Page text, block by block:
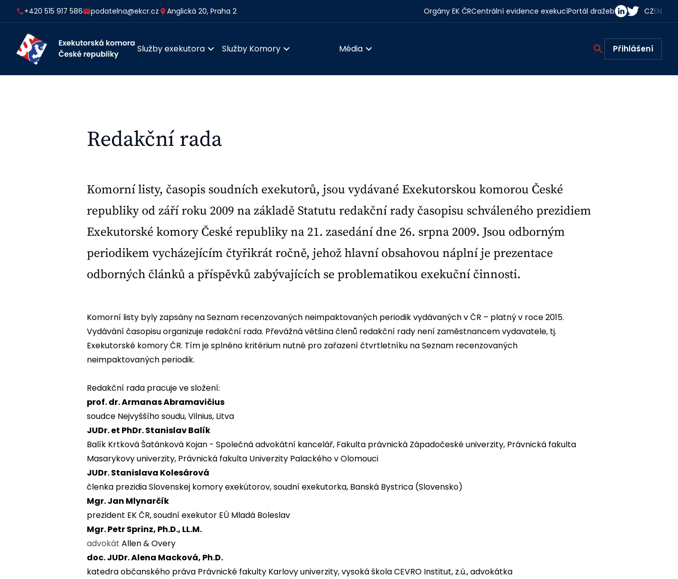
+420 515 917 586 podatelna@ekcr.cz Anglická 20, Praha 2 Orgány EK ČRCentrální evidence exekucíPortál dražeb CZEN
Služby exekutora Služby Komory Média Přihlášení
Redakční rada
Komorní listy, časopis soudních exekutorů, jsou vydávané Exekutorskou komorou České
republiky od září roku 2009 na základě Statutu redakční rady časopisu schváleného prezidiem
Exekutorské komory České republiky na 21. zasedání dne 26. srpna 2009. Jsou odborným
periodikem vycházejícím čtyřikrát ročně, jehož hlavní obsahovou náplní je prezentace
odborných článků a příspěvků zabývajících se problematikou exekuční činnosti.
Komorní listy byly zapsány na Seznam recenzovaných neimpaktovaných periodik vydávaných v ČR – platný v roce 2015.
Vydávání časopisu organizuje redakční rada. Převážná většina členů redakční rady není zaměstnancem vydavatele, tj.
Exekutorské komory ČR. Tím je splněno kritérium nutné pro zařazení čtvrtletníku na Seznam recenzovaných
neimpaktovaných periodik.
Redakční rada pracuje ve složení:
prof. dr. Armanas Abramavičius
soudce Nejvyššího soudu, Vilnius, Litva
JUDr. et PhDr. Stanislav Balík
Balík Krtková Šatánková Kojan - Společná advokátní kancelář, Fakulta právnická Západočeské univerzity, Právnická fakulta
Masarykovy univerzity, Právnická fakulta Univerzity Palackého v Olomouci
JUDr. Stanislava Kolesárová
členka prezidia Slovenskej komory exekútorov, soudní exekutorka, Banská Bystrica (Slovensko)
Mgr. Jan Mlynarčík
prezident EK ČR, soudní exekutor EÚ Mladá Boleslav
Mgr. Petr Sprinz, Ph.D., LL.M.
advokát Allen & Overy
doc. JUDr. Alena Macková, Ph.D.
katedra občanského práva Právnické fakulty Karlovy univerzity, vysoká škola CEVRO Institut, z.ú., advokátka